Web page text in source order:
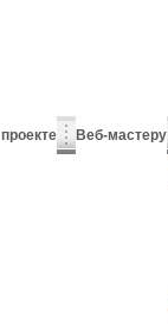
Веб-мастеру